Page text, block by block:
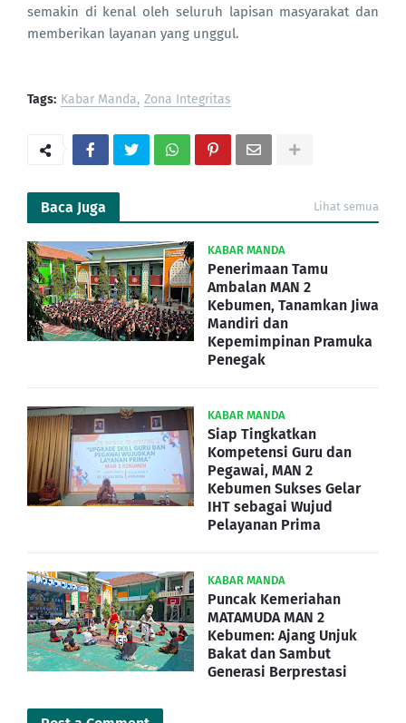
semakin di kenal oleh seluruh lapisan masyarakat dan
memberikan layanan yang unggul.
Tags: Kabar Manda Zona Integritas
Baca Juga Lihat semua
KABAR MANDA
Penerimaan Tamu
Ambalan MAN 2
Kebumen, Tanamkan Jiwa
Mandiri dan
Kepemimpinan Pramuka
Penegak
KABAR MANDA
Siap Tingkatkan
Kompetensi Guru dan
Pegawai, MAN 2
Kebumen Sukses Gelar
IHT sebagai Wujud
Pelayanan Prima
KABAR MANDA
Puncak Kemeriahan
MATAMUDA MAN 2
Kebumen: Ajang Unjuk
Bakat dan Sambut
Generasi Berprestasi